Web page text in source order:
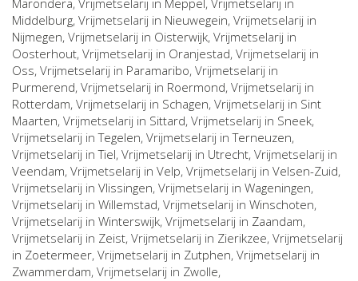
Marondera, Vrijmetselarij in Meppel, Vrijmetselarij in
Middelburg, Vrijmetselarij in Nieuwegein, Vrijmetselarij in
Nijmegen, Vrijmetselarij in Oisterwijk, Vrijmetselarij in
Oosterhout, Vrijmetselarij in Oranjestad, Vrijmetselarij in
Oss, Vrijmetselarij in Paramaribo, Vrijmetselarij in
Purmerend, Vrijmetselarij in Roermond, Vrijmetselarij in
Rotterdam, Vrijmetselarij in Schagen, Vrijmetselarij in Sint
Maarten, Vrijmetselarij in Sittard, Vrijmetselarij in Sneek,
Vrijmetselarij inTegelen, Vrijmetselarij inTerneuzen,
Vrijmetselarij inTiel, Vrijmetselarij in Utrecht, Vrijmetselarij in
Veendam, Vrijmetselarij in Velp, Vrijmetselarij in Velsen-Zuid,
Vrijmetselarij in Vlissingen, Vrijmetselarij in Wageningen,
Vrijmetselarij in Willemstad, Vrijmetselarij in Winschoten,
Vrijmetselarij in Winterswijk, Vrijmetselarij in Zaandam,
Vrijmetselarij in Zeist, Vrijmetselarij in Zierikzee, Vrijmetselarij
in Zoetermeer, Vrijmetselarij in Zutphen, Vrijmetselarij in
Zwammerdam, Vrijmetselarij in Zwolle,